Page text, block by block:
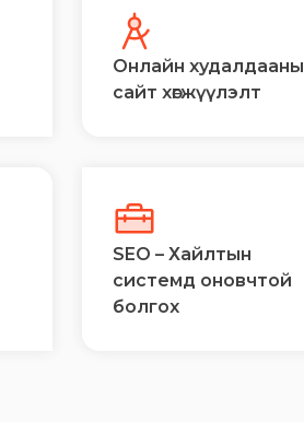
Онлайн худалдааны
сайт хөгжүүлэлт
SEO – Хайлтын
системд оновчтой
болгох